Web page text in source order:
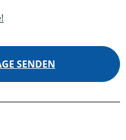
SENDEN